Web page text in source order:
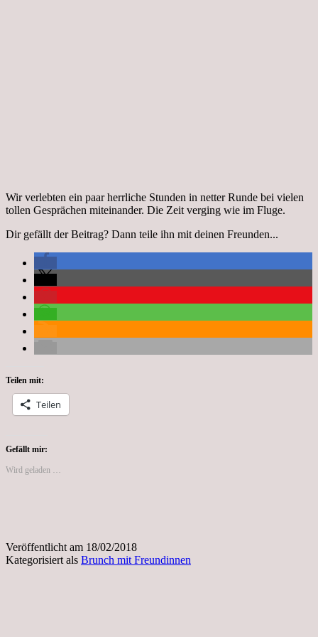
Wir verlebten ein paar herrliche Stunden in netter Runde bei vielen
tollen Gesprächen miteinander. Die Zeit verging wie im Fluge.
Dir gefällt der Beitrag? Dann teile ihn mit deinen Freunden...
Teilen mit:
Teilen
Gefällt mir:
Wird geladen …
Veröffentlicht am 18/02/2018
Kategorisiert als Brunch mit Freundinnen